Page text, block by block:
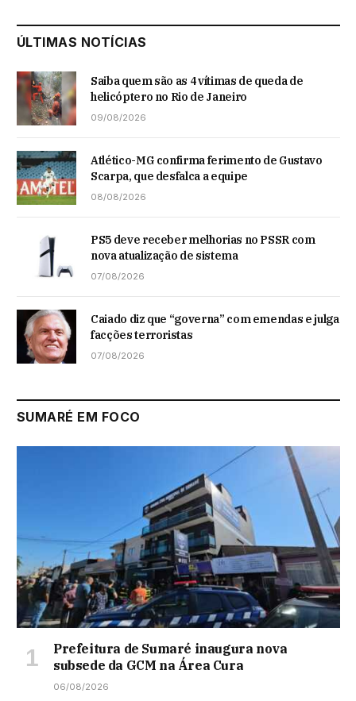
ÚLTIMAS NOTÍCIAS
Saiba quem são as 4 vítimas de queda de
helicóptero no Rio de Janeiro
09/08/2026
Atlético-MG confirma ferimento de Gustavo
Scarpa, que desfalca a equipe
08/08/2026
PS5 deve receber melhorias no PSSR com
nova atualização de sistema
07/08/2026
Caiado diz que “governa” com emendas e julga
facções terroristas
07/08/2026
SUMARÉ EM FOCO
Prefeitura de Sumaré inaugura nova
subsede da GCM na Área Cura
06/08/2026